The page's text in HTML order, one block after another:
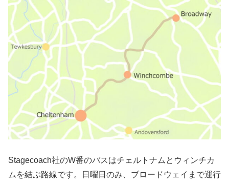
Stagecoach社のW番のバスはチェルトナムとウィンチカ
ムを結ぶ路線です。日曜日のみ、ブロードウェイまで運行